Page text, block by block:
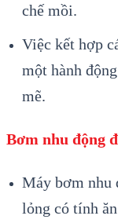
chế mồi.
Việc kết hợp
một hành
mẽ.
Bơm nhu động
Máy bơm nhu
lỏng có tính